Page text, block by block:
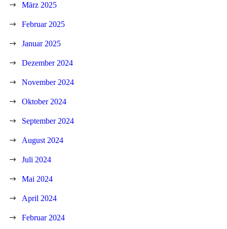
März 2025
Februar 2025
Januar 2025
Dezember 2024
November 2024
Oktober 2024
September 2024
August 2024
Juli 2024
Mai 2024
April 2024
Februar 2024